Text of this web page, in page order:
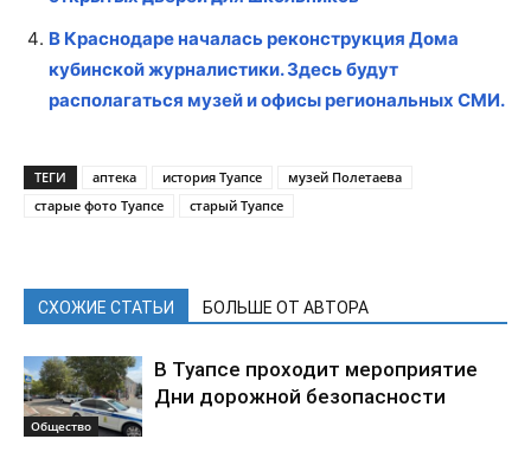
В Краснодаре началась реконструкция Дома
кубинской журналистики. Здесь будут
располагаться музей и офисы региональных СМИ.
ТЕГИ аптека история Туапсе
музей Полетаева
старые фото Туапсе
старый Туапсе
СХОЖИЕ СТАТЬИ БОЛЬШЕ ОТ АВТОРА
Общество
В Туапсе проходит мероприятие
Дни дорожной безопасности